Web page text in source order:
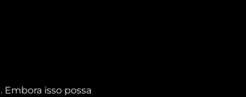
isso possa